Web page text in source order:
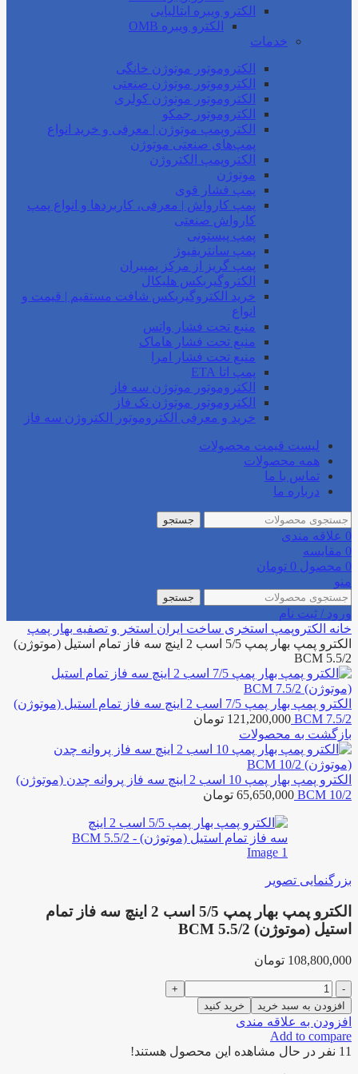
الکترو ویبره ایتالیایی
الکترو ویبره OMB
خدمات
الکتروموتور موتوژن خانگی
الکتروموتور موتوژن صنعتی
الکتروموتور موتوژن کولری
الکتروموتور جمکو
الکتروپمپ موتوژن | معرفی و خرید انواع
پمپ‌های صنعتی موتوژن
الکتروپمپ الکتروژن
موتوژن
پمپ فشار قوی
پمپ کارواش | معرفی، کاربردها و انواع پمپ
کارواش صنعتی
پمپ پیستونی
پمپ سانتریفیوژ
پمپ گریز از مرکز پمپیران
الکتروگیربکس هلیکال
خرید الکتروگیربکس شافت مستقیم | قیمت و
انواع
منبع تحت فشار واتس
منبع تحت فشار هاماک
منبع تحت فشار امرا
پمپ اتا ETA
الکتروموتور موتوژن سه فاز
الکتروموتور موتوژن تک فاز
خرید و معرفی الکتروموتور الکتروژن سه فاز
لیست قیمت محصولات
همه محصولات
تماس با ما
درباره ما
جستجو
0 علاقه مندی
0 مقایسه
0 محصول 0 تومان
منو
جستجو
ورود / ثبت نام
خانه الکتروپمپ استخری ساخت ایران استخر و تصفیه بهار پمپ
الکترو پمپ بهار پمپ 5/5 اسب 2 اینچ سه فاز تمام استیل (موتوژن)
BCM 5.5/2
الکترو پمپ بهار پمپ 7/5 اسب 2 اینچ سه فاز تمام استیل (موتوژن)
BCM 7.5/2
121,200,000 تومان
بازگشت به محصولات
الکترو پمپ بهار پمپ 10 اسب 2 اینچ سه فاز پروانه چدن (موتوژن)
BCM 10/2
65,650,000 تومان
بزرگنمایی تصویر
الکترو پمپ بهار پمپ 5/5 اسب 2 اینچ سه فاز تمام
استیل (موتوژن) BCM 5.5/2
108,800,000 تومان
الکترو
پمپ
بهار
پمپ
5/5
اسب
افزودن به سبد خرید خرید کنید
افزودن به علاقه مندی
Add to compare
11 نفر در حال مشاهده این محصول هستند!